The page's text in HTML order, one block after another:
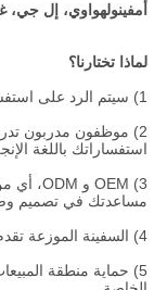
أمفينولهواوي، إل جي،
لماذا تختارنا؟
1) سيتم الرد على استفسارك المتعلق بمنتجاتنا أو أسعارنا في 24 ساعة.
2) موظفون مدربون
استفساراتك باللغة
مساعدتك في تصميم
4) السفينة الموزعة تقدم لتصميمك الفريد وبعض نماذجنا الحالية
5) حماية منطقة